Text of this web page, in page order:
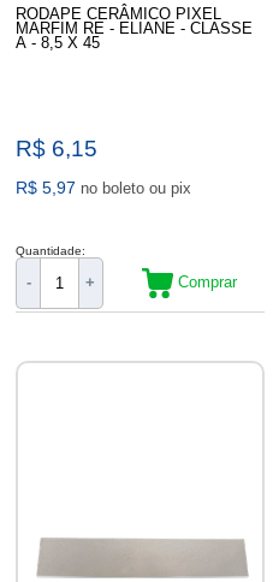
RODAPE CERÂMICO PIXEL
MARFIM RE - ELIANE - CLASSE
A - 8,5 X 45
R$ 6,15
R$ 5,97 no boleto ou pix
Quantidade:
- + Comprar